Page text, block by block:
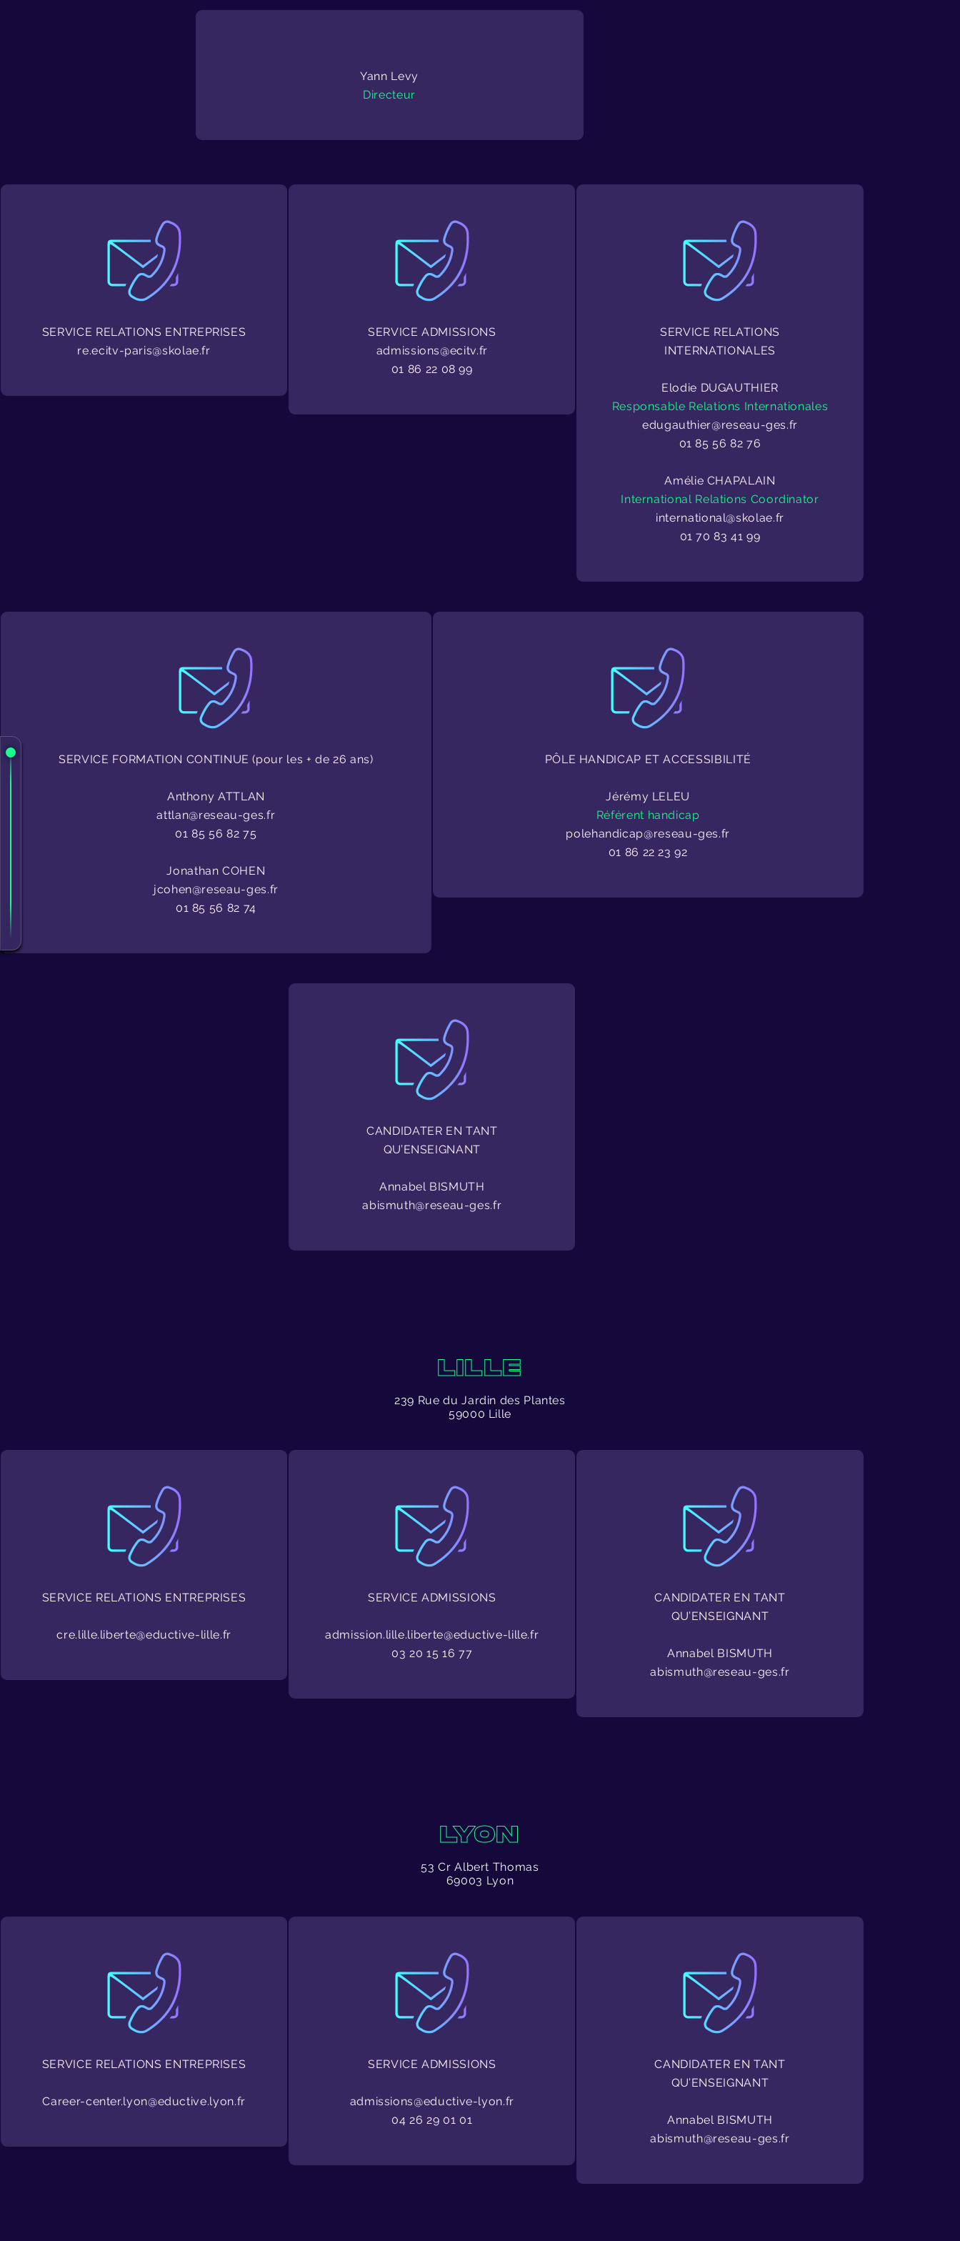
Yann Levy
Directeur
SERVICE RELATIONS ENTREPRISES
re.ecitv-paris@skolae.fr
SERVICE ADMISSIONS
admissions@ecitv.fr
01 86 22 08 99
SERVICE RELATIONS
INTERNATIONALES
Elodie DUGAUTHIER
Responsable Relations Internationales
edugauthier@reseau-ges.fr
01 85 56 82 76
Amélie CHAPALAIN
International Relations Coordinator
international@skolae.fr
01 70 83 41 99
SERVICE FORMATION CONTINUE (pour les + de 26 ans)
Anthony ATTLAN
attlan@reseau-ges.fr
01 85 56 82 75
Jonathan COHEN
jcohen@reseau-ges.fr
01 85 56 82 74
PÔLE HANDICAP ET ACCESSIBILITÉ
Jérémy LELEU
Référent handicap
polehandicap@reseau-ges.fr
01 86 22 23 92
CANDIDATER EN TANT
QU’ENSEIGNANT
Annabel BISMUTH
abismuth@reseau-ges.fr
LILLE
239 Rue du Jardin des Plantes
59000 Lille
SERVICE RELATIONS ENTREPRISES
cre.lille.liberte@eductive-lille.fr
SERVICE ADMISSIONS
admission.lille.liberte@eductive-lille.fr
03 20 15 16 77
CANDIDATER EN TANT
QU’ENSEIGNANT
Annabel BISMUTH
abismuth@reseau-ges.fr
LYON
53 Cr Albert Thomas
69003 Lyon
SERVICE RELATIONS ENTREPRISES
Career-center.lyon@eductive.lyon.fr
SERVICE ADMISSIONS
admissions@eductive-lyon.fr
04 26 29 01 01
CANDIDATER EN TANT
QU’ENSEIGNANT
Annabel BISMUTH
abismuth@reseau-ges.fr